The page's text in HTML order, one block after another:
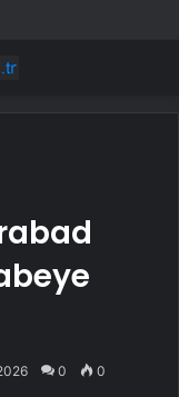
0 0